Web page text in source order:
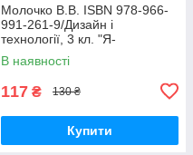
Молочко В.В. ISBN 978-966-
991-261-9/Дизайн і
технології, 3 кл. "Я-
Трудівничок"
В наявності
117 ₴ 130 ₴
Купити